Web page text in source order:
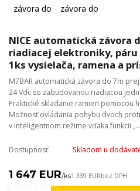
NICE automatická závora
riadiacej elektroniky,
1ks vysielača, ramena a
M7BAR automatická závora do 7m
24 Vdc so zabudovanou riadiacou
Praktické skladanie ramien pomocou
Možnosť ovládania pohybu dvoch
v inteligentnom režime vďaka funkcii „...
Dostupnosť Skladom u
1 647 EUR/ks1 339 EURbez DPH